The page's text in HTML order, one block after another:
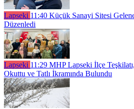
Lapseki 11:40 Küçük Sanayi Sitesi
Düzenledi
Lapseki 11:29 MHP Lapseki İlçe
Okuttu ve Tatlı İkramında Bulundu